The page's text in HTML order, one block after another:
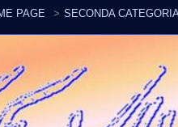
SECONDA CATEGORIA